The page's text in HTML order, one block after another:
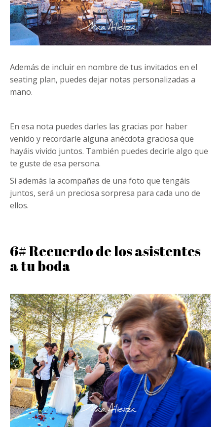
Además de incluir en nombre de tus invitados en el
seating plan, puedes dejar notas personalizadas a
mano.
En esa nota puedes darles las gracias por haber
venido y recordarle alguna anécdota graciosa que
hayáis vivido juntos. También puedes decirle algo que
te guste de esa persona.
Si además la acompañas de una foto que tengáis
juntos, será un preciosa sorpresa para cada uno de
ellos.
6# Recuerdo de los asistentes
a tu boda